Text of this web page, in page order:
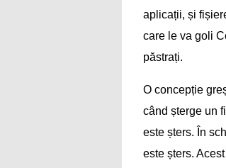
aplicații, și
care le va goli
păstrați.
O concepție
când șterge un
este șters. În
este șters.